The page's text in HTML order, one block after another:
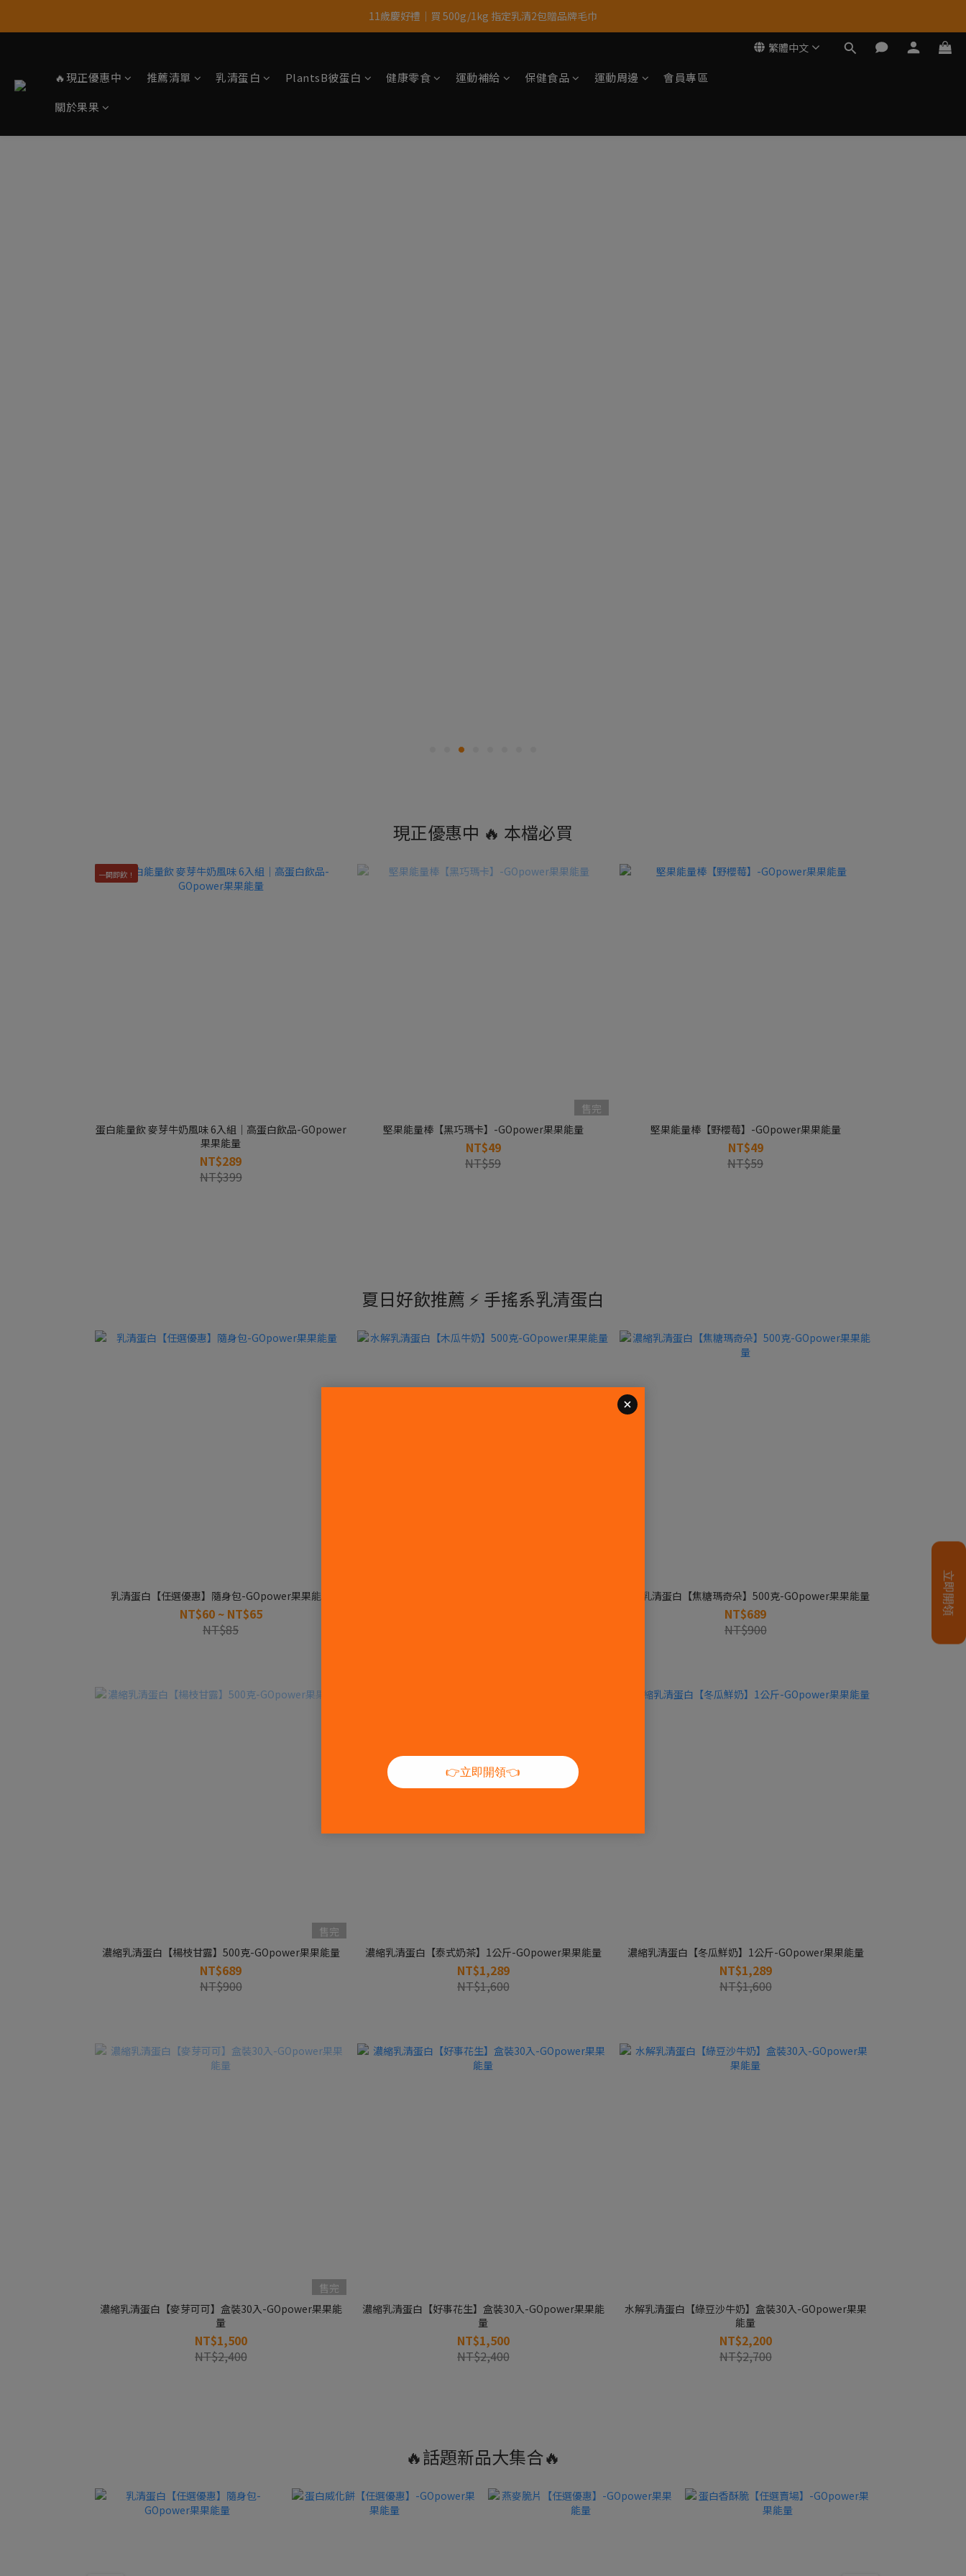
果果11歲慶｜App 下單享 5% 購物金回饋
11歲慶好禮｜買 500g/1kg 指定乳清2包贈品牌毛巾
繁體中文
🔥現正優惠中 推薦清單 乳清蛋白 PlantsB彼蛋白 健康零食 運動補給 保健食品 運動周邊
會員專區
關於果果
現正優惠中 🔥 本檔必買
一開即飲！
蛋白能量飲 麥芽牛奶風味 6入組｜高蛋白飲品-GOpower
果果能量
NT$289
NT$399
售完
堅果能量棒【黑巧瑪卡】-GOpower果果能量
NT$49
NT$59
堅果能量棒【野櫻莓】-GOpower果果能量
NT$49
NT$59
夏日好飲推薦 ⚡️ 手搖系乳清蛋白
乳清蛋白【任選優惠】隨身包-GOpower果果能量
NT$60 ~ NT$65
NT$85
濃縮乳清蛋白【焦糖瑪奇朵】500克-GOpower果果能量
NT$689
NT$900
售完
濃縮乳清蛋白【楊枝甘露】500克-GOpower果果能量
NT$689
NT$900
濃縮乳清蛋白【泰式奶茶】1公斤-GOpower果果能量
NT$1,289
NT$1,600
濃縮乳清蛋白【冬瓜鮮奶】1公斤-GOpower果果能量
NT$1,289
NT$1,600
售完
濃縮乳清蛋白【麥芽可可】盒裝30入-GOpower果果能
量
NT$1,500
NT$2,400
濃縮乳清蛋白【好事花生】盒裝30入-GOpower果果能
量
NT$1,500
NT$2,400
水解乳清蛋白【綠豆沙牛奶】盒裝30入-GOpower果果
能量
NT$2,200
NT$2,700
🔥話題新品大集合🔥